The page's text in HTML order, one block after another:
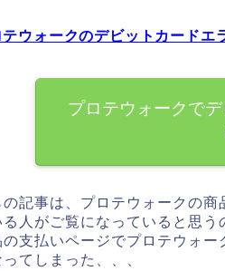
テウォークのデビットカードエ
プロテウォークで
の記事は、プロテウォークの
る人がご覧になっていると思
の支払いページでプロテウォ
てしまった、、、